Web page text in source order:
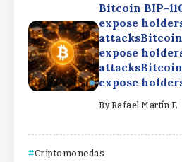
Bitcoin BIP-
expose
expose
expose
By Rafael Martín F.
Criptomonedas